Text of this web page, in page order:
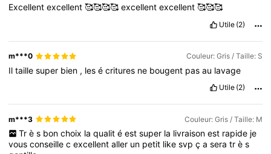
Excellentexcellent🥰🥰🥰🥰excellentexcellent🥰🥰🥰
Utile (2)
m***0 Couleur: Gris / Taille: S
Iltaillesuper bien , lesécritures ne bougent pasau lavage
Utile (2)
m***3 Couleur: Gris / Taille: M
Tr è s bon choix la qualit é est super la livraison est rapide je
vousconseillecexcellentaller un petit likesvpçaseratrès